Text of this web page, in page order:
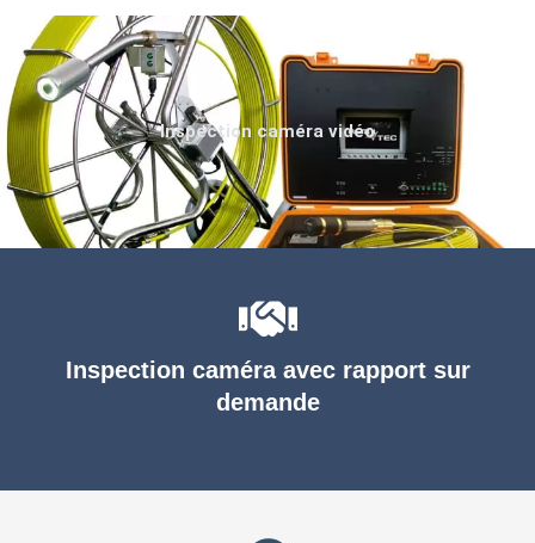
Inspection caméra avec rapport sur
demande
Inspection caméra vidéo